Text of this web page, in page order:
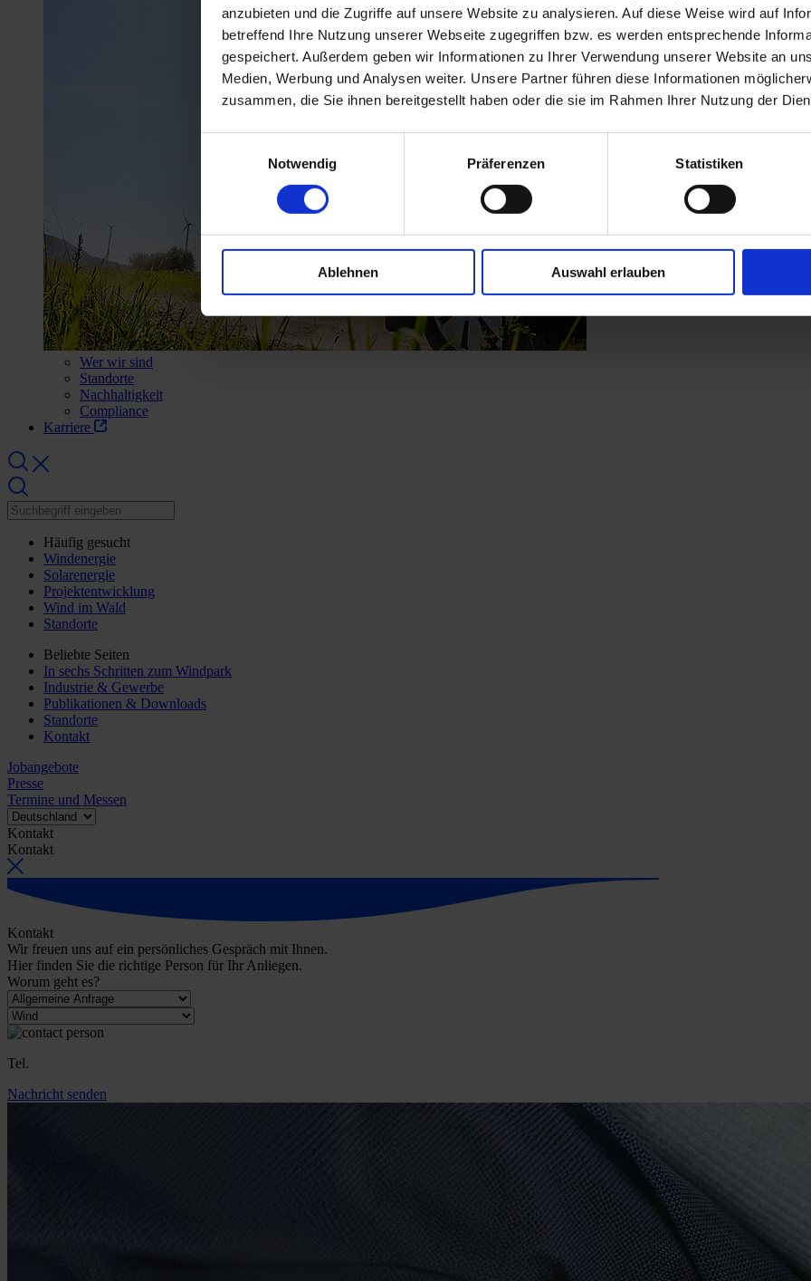
anzubieten und die Zugriffe auf unsere Website zu analysieren. Auf diese Weise wird auf
betreffend Ihre Nutzung unserer Webseite zugegriffen bzw. es werden entsprechende
gespeichert. Außerdem geben wir Informationen zu Ihrer Verwendung unserer Website an
Medien, Werbung und Analysen weiter. Unsere Partner führen diese Informationen
zusammen, die Sie ihnen bereitgestellt haben oder die sie im Rahmen Ihrer Nutzung der
Notwendig
Präferenzen Statistiken
Ablehnen Auswahl erlauben
Wer wir sind
Standorte
Nachhaltigkeit
Compliance
Karriere
Häufig gesucht
Windenergie
Solarenergie
Projektentwicklung
Wind im Wald
Standorte
Beliebte Seiten
In sechs Schritten zum Windpark
Industrie & Gewerbe
Publikationen & Downloads
Standorte
Kontakt
Jobangebote
Presse
Termine und Messen
Kontakt
Kontakt
Kontakt
Wir freuen uns auf ein persönliches Gespräch mit Ihnen.
Hier finden Sie die richtige Person für Ihr Anliegen.
Worum geht es?
Tel.
Nachricht senden